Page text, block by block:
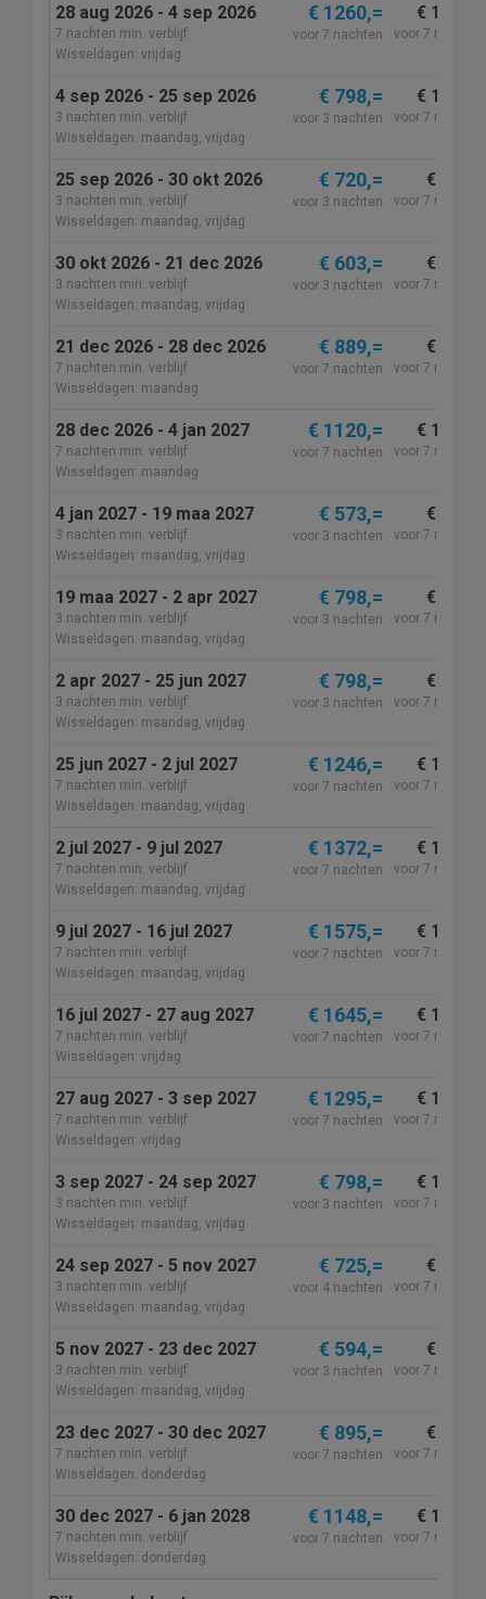
28 aug 2026 - 4 sep 2026
7 nachten min. verblijf
Wisseldagen: vrijdag
€ 1260,=
voor 7 nachten
€ 1260,=
voor 7 nachten
4 sep 2026 - 25 sep 2026
3 nachten min. verblijf
Wisseldagen: maandag, vrijdag
€ 798,=
voor 3 nachten
€ 1090,=
voor 7 nachten
25 sep 2026 - 30 okt 2026
3 nachten min. verblijf
Wisseldagen: maandag, vrijdag
€ 720,=
voor 3 nachten
€ 999,=
voor 7 nachten
30 okt 2026 - 21 dec 2026
3 nachten min. verblijf
Wisseldagen: maandag, vrijdag
€ 603,=
voor 3 nachten
€ 720,=
voor 7 nachten
21 dec 2026 - 28 dec 2026
7 nachten min. verblijf
Wisseldagen: maandag
€ 889,=
voor 7 nachten
€ 890,=
voor 7 nachten
28 dec 2026 - 4 jan 2027
7 nachten min. verblijf
Wisseldagen: maandag
€ 1120,=
voor 7 nachten
€ 1125,=
voor 7 nachten
4 jan 2027 - 19 maa 2027
3 nachten min. verblijf
Wisseldagen: maandag, vrijdag
€ 573,=
voor 3 nachten
€ 695,=
voor 7 nachten
19 maa 2027 - 2 apr 2027
3 nachten min. verblijf
Wisseldagen: maandag, vrijdag
€ 798,=
voor 3 nachten
€ 955,=
voor 7 nachten
2 apr 2027 - 25 jun 2027
3 nachten min. verblijf
Wisseldagen: maandag, vrijdag
€ 798,=
voor 3 nachten
€ 935,=
voor 7 nachten
25 jun 2027 - 2 jul 2027
7 nachten min. verblijf
Wisseldagen: maandag, vrijdag
€ 1246,=
voor 7 nachten
€ 1250,=
voor 7 nachten
2 jul 2027 - 9 jul 2027
7 nachten min. verblijf
Wisseldagen: maandag, vrijdag
€ 1372,=
voor 7 nachten
€ 1375,=
voor 7 nachten
9 jul 2027 - 16 jul 2027
7 nachten min. verblijf
Wisseldagen: maandag, vrijdag
€ 1575,=
voor 7 nachten
€ 1575,=
voor 7 nachten
16 jul 2027 - 27 aug 2027
7 nachten min. verblijf
Wisseldagen: vrijdag
€ 1645,=
voor 7 nachten
€ 1650,=
voor 7 nachten
27 aug 2027 - 3 sep 2027
7 nachten min. verblijf
Wisseldagen: vrijdag
€ 1295,=
voor 7 nachten
€ 1295,=
voor 7 nachten
3 sep 2027 - 24 sep 2027
3 nachten min. verblijf
Wisseldagen: maandag, vrijdag
€ 798,=
voor 3 nachten
€ 1125,=
voor 7 nachten
24 sep 2027 - 5 nov 2027
3 nachten min. verblijf
Wisseldagen: maandag, vrijdag
€ 725,=
voor 4 nachten
€ 999,=
voor 7 nachten
5 nov 2027 - 23 dec 2027
3 nachten min. verblijf
Wisseldagen: maandag, vrijdag
€ 594,=
voor 3 nachten
€ 725,=
voor 7 nachten
23 dec 2027 - 30 dec 2027
7 nachten min. verblijf
Wisseldagen: donderdag
€ 895,=
voor 7 nachten
€ 895,=
voor 7 nachten
30 dec 2027 - 6 jan 2028
7 nachten min. verblijf
Wisseldagen: donderdag
€ 1148,=
voor 7 nachten
€ 1150,=
voor 7 nachten